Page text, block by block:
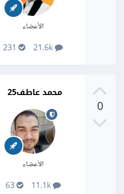
الأعضاء
0
محمد عاطف25
الأعضاء
11.1k
63